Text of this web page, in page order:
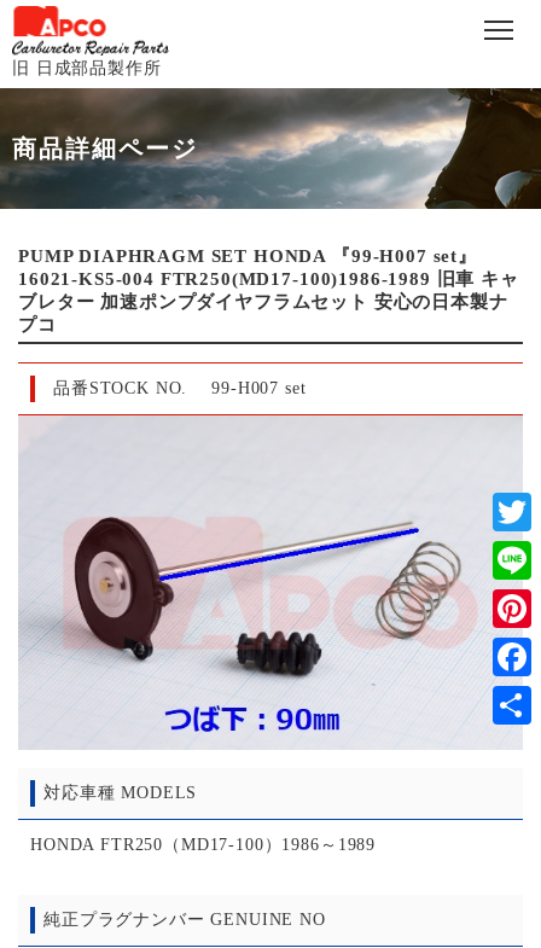
旧 日成部品製作所
商品詳細ページ
PUMP DIAPHRAGM SET HONDA 『99-H007 set』
16021-KS5-004 FTR250(MD17-100)1986-1989 旧車 キャ
ブレター 加速ポンプダイヤフラムセット 安心の日本製ナ
プコ
品番STOCK NO. 99-H007 set
対応車種 MODELS
HONDA FTR250（MD17-100）1986～1989
純正プラグナンバー GENUINE NO
Line